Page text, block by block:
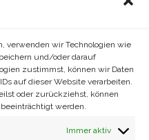
verwenden wir Technologien wie
und/oder darauf
zustimmst, können wir Daten
auf dieser Website verarbeiten.
oder zurückziehst, können
werden.
Immer aktiv